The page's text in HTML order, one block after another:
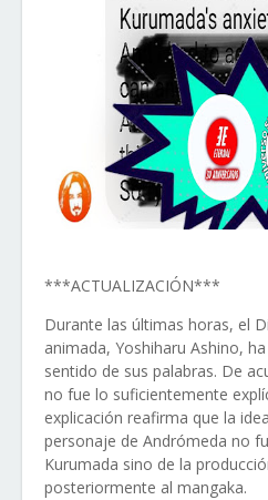
***ACTUALIZACIÓN***
Durante las últimas horas, el
animada, Yoshiharu Ashino,
sentido de sus palabras. De
no fue lo suficientemente
explicación reafirma que la
personaje de Andrómeda no
Kurumada sino de la
posteriormente al mangaka.